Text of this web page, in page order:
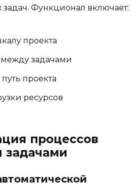
задач. Функционал включает:
проекта
задачами
проекта
ресурсов
процессов
задачами